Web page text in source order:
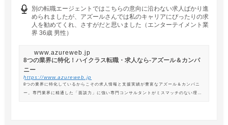
別の転職エージェントではこちらの意向に沿わない求人ばかり進
められましたが、アズールさんでは私のキャリアにぴったりの求
人を勧めてくれ、さすがだと思いました（エンターテイメント業
界 36歳 男性）
www.azureweb.jp
8つの業界に特化！ハイクラス転職・求人なら-アズール＆カンパ
ニー
https://www.azureweb.jp
8つの業界に特化しているからこその求人情報と支援実績が豊富なアズール＆カンパニ
ー。専門業界に精通した「面談力」に強い専門コンサルタントがミスマッチのない理想